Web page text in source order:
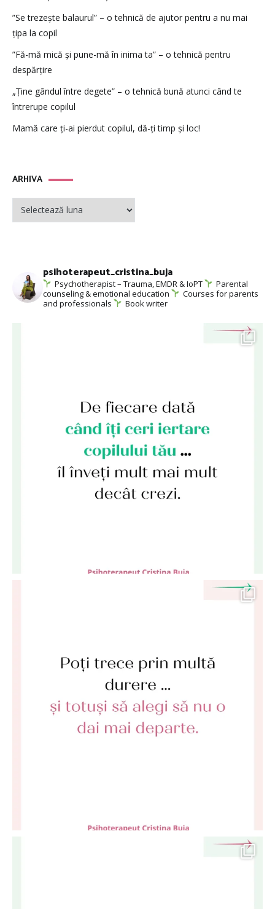
”Se trezește balaurul” – o tehnică de ajutor pentru a nu mai
țipa la copil
”Fă-mă mică și pune-mă în inima ta” – o tehnică pentru
despărțire
„Ține gândul între degete” – o tehnică bună atunci când te
întrerupe copilul
Mamă care ți-ai pierdut copilul, dă-ți timp și loc!
ARHIVAARHIVA
psihoterapeut_cristina_buja
Psychotherapist – Trauma, EMDR & IoPT
Parental
counseling & emotional education
Courses for parents
and professionals
Book writer